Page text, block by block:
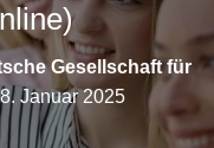
M
C
Gesellschaft für
Januar 2025